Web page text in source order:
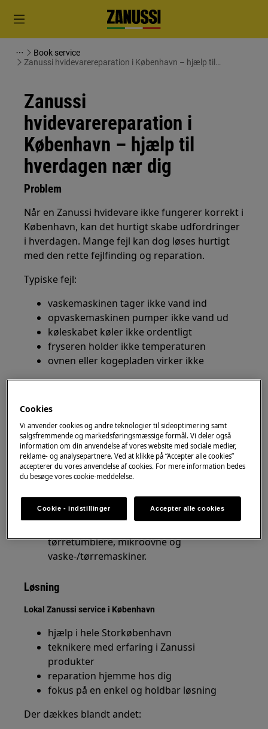
Book service
Zanussi hvidevarereparation i København – hjælp til
Zanussi
hvidevarereparation i
København – hjælp til
hverdagen nær dig
Problem
Når en Zanussi hvidevare ikke fungerer korrekt i
København, kan det hurtigt skabe udfordringer
i hverdagen. Mange fejl kan dog løses hurtigt
med den rette fejlfinding og reparation.
Typiske fejl:
vaskemaskinen tager ikke vand ind
opvaskemaskinen pumper ikke vand ud
køleskabet køler ikke ordentligt
fryseren holder ikke temperaturen
ovnen eller kogepladen virker ikke
Jo hurtigere problemet bliver undersøgt, desto
igen.
Gælder for
Reparation af Zanussi hvidevarer i
København og omegn, herunder
vaskemaskiner, opvaskemaskiner,
køleskabe, frysere, køle-/fryseskabe, ovne,
tørretumblere, mikroovne og
vaske-/tørremaskiner.
Løsning
Lokal Zanussi service i København
hjælp i hele Storkøbenhavn
teknikere med erfaring i Zanussi
produkter
reparation hjemme hos dig
fokus på en enkel og holdbar løsning
Der dækkes blandt andet:
Cookies
Vi anvender cookies og andre teknologier til sideoptimering samt
salgsfremmende og markedsføringsmæssige formål. Vi deler også
information om din anvendelse af vores website med sociale medier,
reklame- og analysepartnere. Ved at klikke på “Accepter alle cookies”
accepterer du vores anvendelse af cookies. For mere information bedes
du besøge vores cookie-meddelelse.
Cookie - indstillinger Accepter alle cookies